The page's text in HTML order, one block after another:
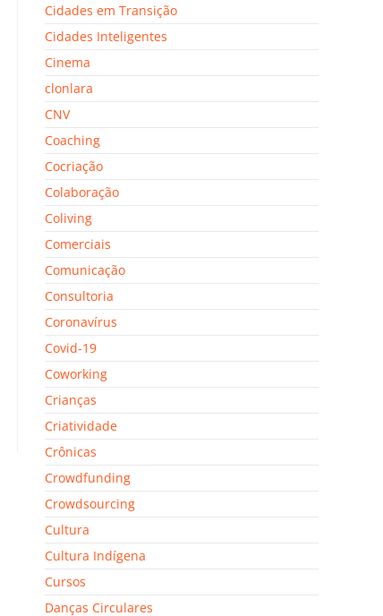
Cidades em Transição
Cidades Inteligentes
Cinema
clonlara
CNV
Coaching
Cocriação
Colaboração
Coliving
Comerciais
Comunicação
Consultoria
Coronavírus
Covid-19
Coworking
Crianças
Criatividade
Crônicas
Crowdfunding
Crowdsourcing
Cultura
Cultura Indígena
Cursos
Danças Circulares